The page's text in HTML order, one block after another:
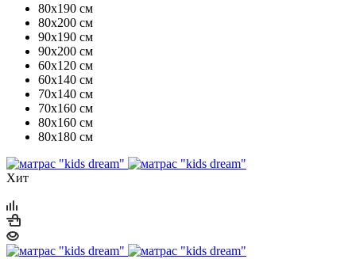
80х190 см
80х200 см
90х190 см
90х200 см
60х120 см
60х140 см
70х140 см
70х160 см
80х160 см
80х180 см
Хит